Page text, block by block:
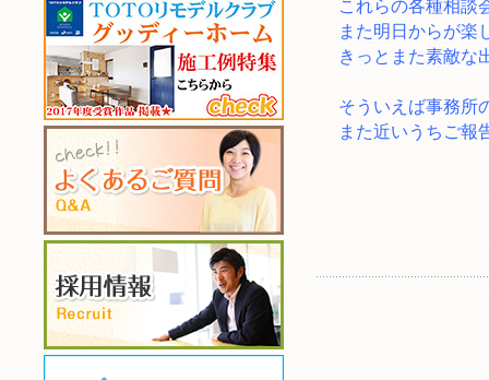
これらの各種相談
また明日からが楽
きっとまた素敵な
そういえば事務所
また近いうちご報